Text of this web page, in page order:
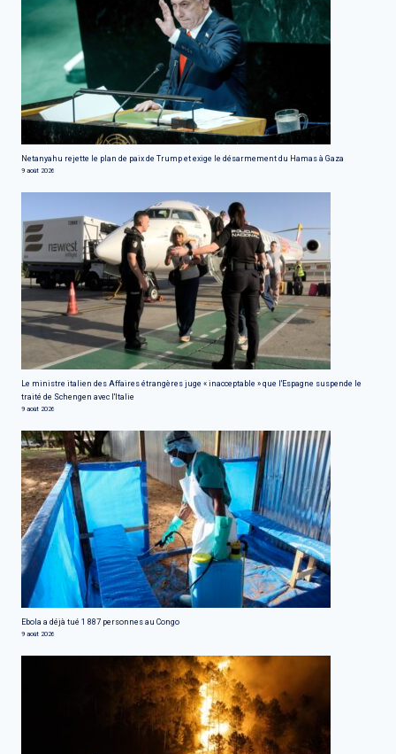
Netanyahu rejette le plan de paix de Trump et exige le désarmement du Hamas à Gaza
9 août 2026
Le ministre italien des Affaires étrangères juge « inacceptable » que l'Espagne suspende le
traité de Schengen avec l'Italie
9 août 2026
Ebola a déjà tué 1 887 personnes au Congo
9 août 2026